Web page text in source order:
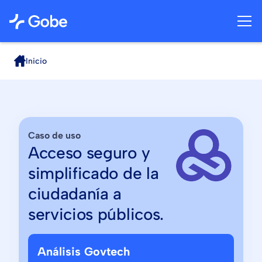
Inicio
Caso de uso
Acceso seguro y
simplificado de la
ciudadanía a
servicios públicos.
Análisis Govtech